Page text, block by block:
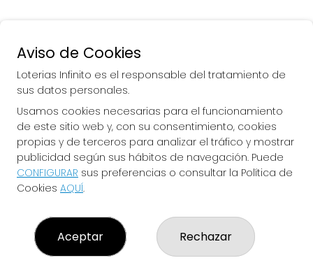
¿Quiénes somos?
Comprar lotería
Resultados
Aviso de Cookies
Loterias Infinito es el responsable del tratamiento de
sus datos personales.
Usamos cookies necesarias para el funcionamiento
de este sitio web y, con su consentimiento, cookies
propias y de terceros para analizar el tráfico y mostrar
publicidad según sus hábitos de navegación. Puede
CONFIGURAR sus preferencias o consultar la Política de
Cookies AQUÍ.
Aceptar Rechazar